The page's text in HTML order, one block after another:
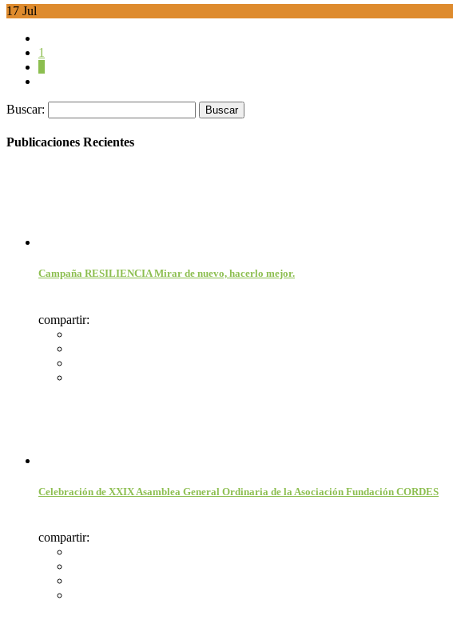
17 Jul
1
Buscar:
Publicaciones Recientes
Campaña RESILIENCIA Mirar de nuevo, hacerlo mejor.
compartir:
Celebración de XXIX Asamblea General Ordinaria de la Asociación Fundación CORDES
compartir: